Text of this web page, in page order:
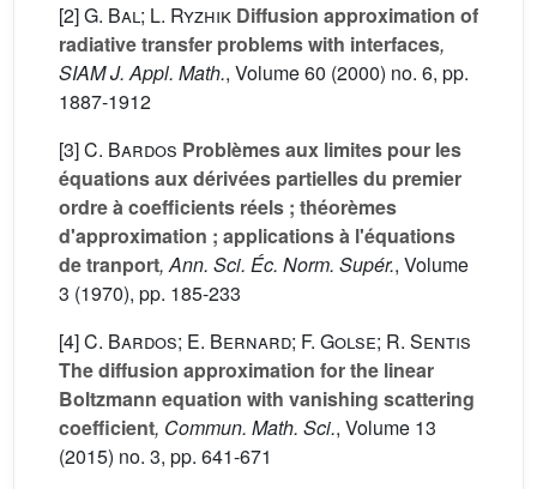
[2]G. Bal; L. Ryzhik Diffusion approximation of
radiative transfer problems with interfaces,
SIAM J. Appl. Math., Volume 60 (2000) no. 6, pp.
1887-1912
[3]C. Bardos Problèmes aux limites pour les
équations aux dérivées partielles du premier
ordre à coefficients réels ; théorèmes
d'approximation ; applications à l'équations
de tranport, Ann. Sci. Éc. Norm. Supér., Volume
3 (1970), pp. 185-233
[4]C. Bardos; E. Bernard; F. Golse; R. Sentis
The diffusion approximation for the linear
Boltzmann equation with vanishing scattering
coefficient, Commun. Math. Sci., Volume 13
(2015) no. 3, pp. 641-671